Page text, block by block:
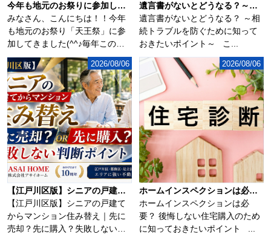
今年も地元のお祭りに参加してきました(^^♪
みなさん、こんにちは！！今年
も地元のお祭り「天王祭」に参
加してきました(^^♪毎年この時
期になるとソ...
遺言書がないとどうなる？～相続トラブルを防ぐために知っておきたいポイント～
遺言書がないとどうなる？ ～相
続トラブルを防ぐために知って
おきたいポイント～ こ...
【江戸川区版】シニアの戸建てからマンション住み替え｜先に売却？先に購入？失敗しない判断ポイント！！
【江戸川区版】シニアの戸建て
からマンション住み替え｜先に
売却？先に購入？失敗しない判
2026/08/06
ホームインスペクションは必要？
ホームインスペクションは必
要？ 後悔しない住宅購入のため
2026/08/06